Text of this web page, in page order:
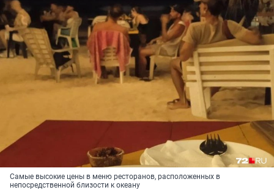
Самые высокие цены в меню ресторанов, расположенных в
непосредственной близости к океану